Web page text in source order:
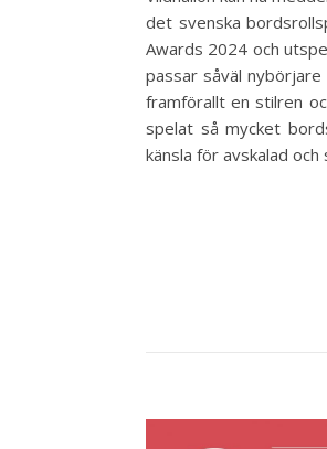
det svenska
Awards 2024 och
passar såväl
framförallt en stilren
spelat så mycket
känsla för avskalad